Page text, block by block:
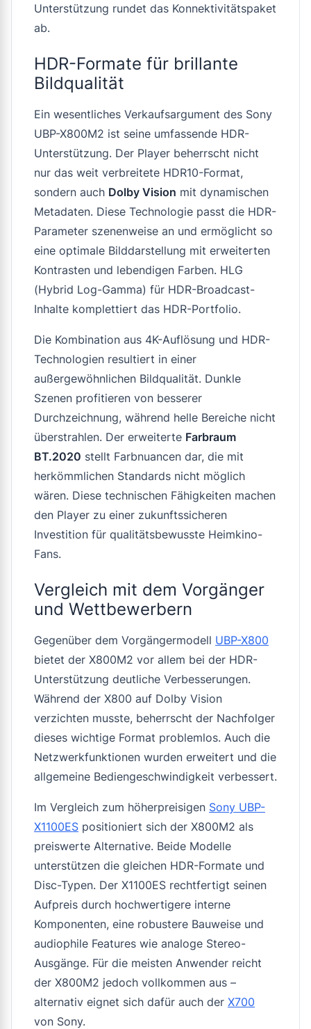
Unterstützung rundet das Konnektivitätspaket
ab.
HDR-Formate für brillante
Bildqualität
Ein wesentliches Verkaufsargument des Sony
UBP-X800M2 ist seine umfassende HDR-
Unterstützung. Der Player beherrscht nicht
nur das weit verbreitete HDR10-Format,
sondern auch Dolby Vision mit dynamischen
Metadaten. Diese Technologie passt die HDR-
Parameter szenenweise an und ermöglicht so
eine optimale Bilddarstellung mit erweiterten
Kontrasten und lebendigen Farben. HLG
(Hybrid Log-Gamma) für HDR-Broadcast-
Inhalte komplettiert das HDR-Portfolio.
Die Kombination aus 4K-Auflösung und HDR-
Technologien resultiert in einer
außergewöhnlichen Bildqualität. Dunkle
Szenen profitieren von besserer
Durchzeichnung, während helle Bereiche nicht
überstrahlen. Der erweiterte Farbraum
BT.2020 stellt Farbnuancen dar, die mit
herkömmlichen Standards nicht möglich
wären. Diese technischen Fähigkeiten machen
den Player zu einer zukunftssicheren
Investition für qualitätsbewusste Heimkino-
Fans.
Vergleich mit dem Vorgänger
und Wettbewerbern
Gegenüber dem Vorgängermodell UBP-X800
bietet der X800M2 vor allem bei der HDR-
Unterstützung deutliche Verbesserungen.
Während der X800 auf Dolby Vision
verzichten musste, beherrscht der Nachfolger
dieses wichtige Format problemlos. Auch die
Netzwerkfunktionen wurden erweitert und die
allgemeine Bediengeschwindigkeit verbessert.
Im Vergleich zum höherpreisigen Sony UBP-
X1100ES positioniert sich der X800M2 als
preiswerte Alternative. Beide Modelle
unterstützen die gleichen HDR-Formate und
Disc-Typen. Der X1100ES rechtfertigt seinen
Aufpreis durch hochwertigere interne
Komponenten, eine robustere Bauweise und
audiophile Features wie analoge Stereo-
Ausgänge. Für die meisten Anwender reicht
der X800M2 jedoch vollkommen aus –
alternativ eignet sich dafür auch der X700
von Sony.